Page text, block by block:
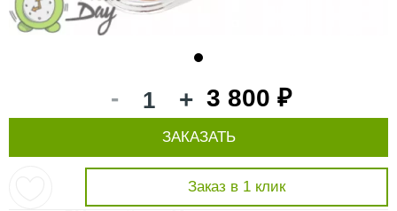
- + 3 800 ₽
Заказ в 1 клик
ЗАКАЗАТЬ